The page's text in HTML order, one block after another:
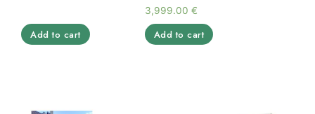
Add to cart
3,999.00 €
Add to cart